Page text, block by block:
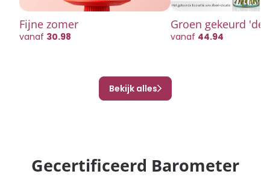
Fijne zomer
vanaf 30.98
Groen gekeurd
plukboeket
vanaf 44.94
Bekijk alles
Gecertificeerd Barometer